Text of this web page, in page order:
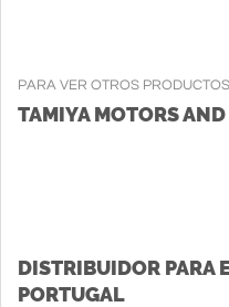
PARA VER OTROS
TAMIYA MOTORS
DISTRIBUIDOR PARA
PORTUGAL